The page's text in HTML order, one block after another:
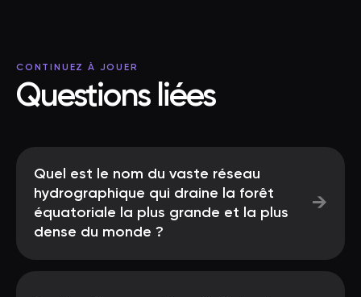
CONTINUEZ À JOUER
Questions liées
Quel est le nom du vaste réseau
hydrographique qui draine la forêt
équatoriale la plus grande et la plus
dense du monde ?
→